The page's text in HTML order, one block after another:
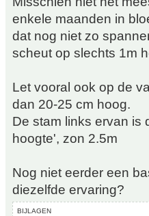
enkele maanden in
dat nog niet zo
scheut op slechts 1m
Let vooral ook op de
dan 20-25 cm hoog.
De stam links ervan is
hoogte', zon 2.5m
Nog niet eerder een
diezelfde ervaring?
BIJLAGEN